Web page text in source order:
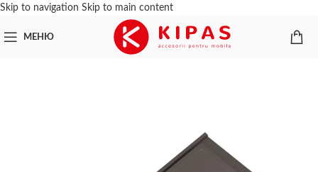
Skip to navigation Skip to main content
МЕНЮ